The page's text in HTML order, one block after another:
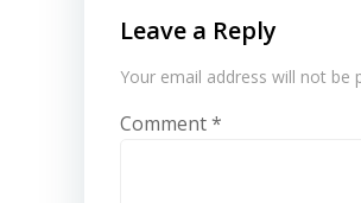
Leave a Reply
Your email address will not be
Comment*